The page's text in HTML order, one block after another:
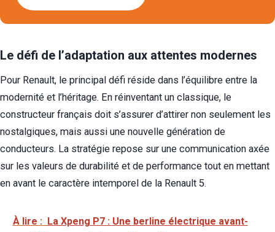
Le défi de l’adaptation aux attentes modernes
Pour Renault, le principal défi réside dans l’équilibre entre la
modernité et l’héritage. En réinventant un classique, le
constructeur français doit s’assurer d’attirer non seulement les
nostalgiques, mais aussi une nouvelle génération de
conducteurs. La stratégie repose sur une communication axée
sur les valeurs de durabilité et de performance tout en mettant
en avant le caractère intemporel de la Renault 5.
À lire :
La Xpeng P7 : Une berline électrique avant-